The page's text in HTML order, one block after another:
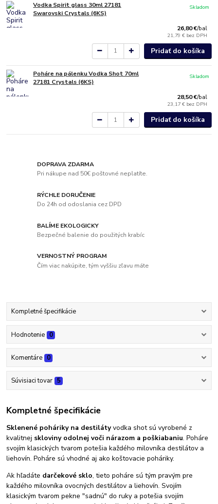
Vodka Spirit glass 30ml 27181
Swarovski Crystals (6KS)
26,80 €/bal
21,79 € bez DPH
Skladom
Pridať do košíka
Poháre na pálenku Vodka Shot 70ml
27181 Crystals (6KS)
28,50 €/bal
23,17 € bez DPH
Skladom
Pridať do košíka
DOPRAVA ZDARMA
Pri nákupe nad 50€ poštovné neplatíte.
RÝCHLE DORUČENIE
Do 24h od odoslania cez DPD
BALÍME EKOLOGICKY
Bezpečné balenie do použitých krabíc
VERNOSTNÝ PROGRAM
Čím viac nakúpite, tým vyššiu zľavu máte
Kompletné špecifikácie
Hodnotenie 0
Komentáre 0
Súvisiaci tovar 5
Kompletné špecifikácie
Sklenené poháriky na destilátyvodka shot sú vyrobené z
kvalitnej skloviny odolnej voči nárazom a poškiabaniu. Poháre
svojím klasických tvarom potešia každého milovníka destilátov a
liehovín. Poháre sú vhodné aj ako koštovacie poháriky.
Ak hľadáte darčekové sklo, tieto poháre sú tým pravým pre
každého milovníka ovocných destilátov a liehovín. Svojím
klasickým tvarom pekne "sadnú" do ruky a potešia svojím